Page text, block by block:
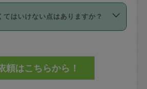
損害賠償保険について教えて
える※と、以下のキャンセル
ます。
セル料：
〜24時間前＝依頼料金の50%
の合う気になるタスカジさ
い。
番気に入ったタスカジさんに
の作業はタスカジさんの同意
。数回の依頼ののち、タスカ
頼者の間で十分な信頼関係が
。
屋に入るためにタスカジさん
てはいけない点はありますか？
のかかるロッカーや金庫に入
の責任の元管理するよう心掛
い。